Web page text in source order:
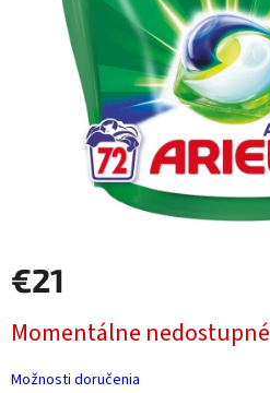
€21
cena:
Momentálne nedostupné
Možnosti doručenia